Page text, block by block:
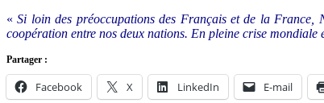
«Si loin des préoccupations des Français et de la France,
coopération entre nos deux nations. En pleine crise
Partager :
Facebook X LinkedIn E-mail